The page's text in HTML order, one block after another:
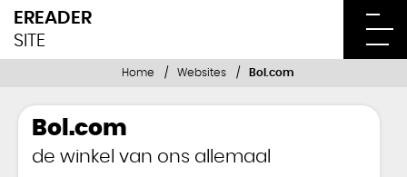
EREADER
SITE
Home Websites Bol.com
Bol.com
de winkel van ons allemaal